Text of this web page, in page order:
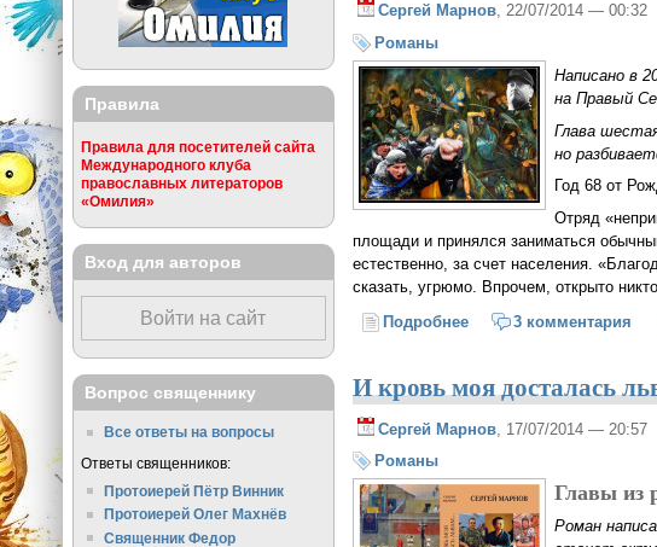
Сергей Марнов, 22/07/2014 — 00:32
Романы
Написано в
на Правый
Глава
но
Год 68 от
Отряд
площади и принялся заниматься
естественно, за счет населения.
сказать, угрюмо. Впрочем, открыто
Подробнеео И кровь моя
3 комментария
И кровь моя досталась
Сергей Марнов , 17/07/2014 — 20:57
Романы
Главы из
Роман
Правила
Правила для посетителей сайта
Международного клуба
православных литераторов
«Омилия»
Вход для авторов
Войти на сайт
Вопрос священнику
Все ответы на вопросы
Ответы священников:
Протоиерей Пётр Винник
Протоиерей Олег Махнёв
Священник Федор